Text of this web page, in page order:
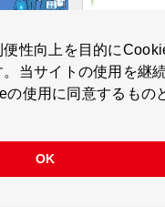
便性向上を目的に
当サイトの使用を継
の使用に同意するもの
OK
Gas All